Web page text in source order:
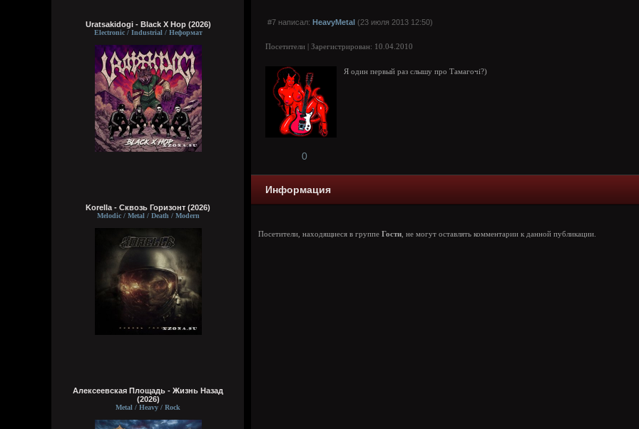
Uratsakidogi - Black X Hop (2026)
Electronic / Industrial / Неформат
Korella - Сквозь Горизонт (2026)
Melodic / Metal / Death / Modern
Алексеевская Площадь - Жизнь Назад
(2026)
Metal / Heavy / Rock
#7 написал: HeavyMetal (23 июля 2013 12:50)
Посетители | Зарегистрирован: 10.04.2010
Я один первый раз слышу про Тамагочi?)
0
Информация
Посетители, находящиеся в группе Гости , не могут оставлять комментарии к данной публикации.